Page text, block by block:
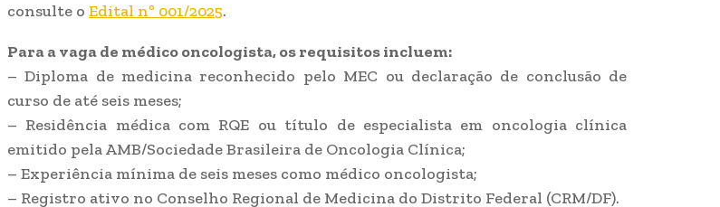
consulte o Edital nº 001/2025.
Para a vaga de médico oncologista, os requisitos incluem:
– Diploma de medicina reconhecido pelo MEC ou declaração de conclusão de
curso de até seis meses;
– Residência médica com RQE ou título de especialista em oncologia clínica
emitido pela AMB/Sociedade Brasileira de Oncologia Clínica;
– Experiência mínima de seis meses como médico oncologista;
– Registro ativo no Conselho Regional de Medicina do Distrito Federal (CRM/DF).